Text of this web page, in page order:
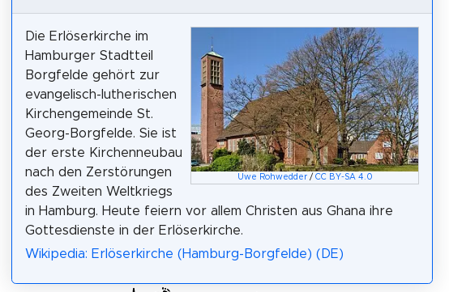
Uwe Rohwedder/ CC BY-SA 4.0
Die Erlöserkirche im
Hamburger Stadtteil
Borgfelde gehört zur
evangelisch-lutherischen
Kirchengemeinde St.
Georg-Borgfelde. Sie ist
der erste Kirchenneubau
nach den Zerstörungen
des Zweiten Weltkriegs
in Hamburg. Heute feiern vor allem Christen aus Ghana ihre
Gottesdienste in der Erlöserkirche.
Wikipedia: Erlöserkirche (Hamburg-Borgfelde) (DE)